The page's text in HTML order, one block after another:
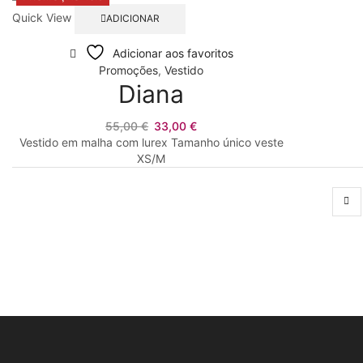
Quick View ADICIONAR
Adicionar aos favoritos
Promoções,Vestido
Diana
55,00€ O
preço
original
33,00€O
preço
Vestido em malha com lurex Tamanho único veste
XS/M